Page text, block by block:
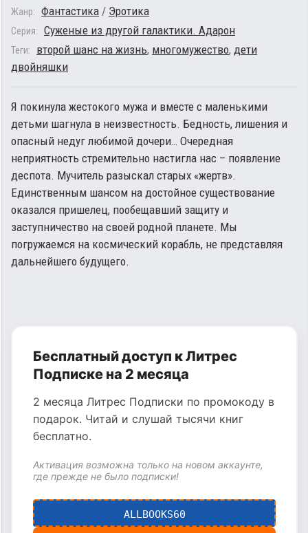
Жанр: Фантастика / Эротика
Серия: Суженые из другой галактики. Адарон
Теги: второй шанс на жизнь, многомужество, дети
двойняшки
Я покинула жестокого мужа и вместе с маленькими
детьми шагнула в неизвестность. Бедность, лишения и
опасный недуг любимой дочери… Очередная
неприятность стремительно настигла нас – появление
деспота. Мучитель разыскал старых «жертв».
Единственным шансом на достойное существование
оказался пришелец, пообещавший защиту и
заступничество на своей родной планете. Мы
погружаемся на космический корабль, не представляя
дальнейшего будущего.
Бесплатный доступ к Литрес
Подписке на 2 месяца
2 месяца Литрес Подписки по промокоду в
подарок. Читай и слушай тысячи книг
бесплатно.
Активация возможна только на новом аккаунте,
где прежде не было подписки!
ALLBOOKS60